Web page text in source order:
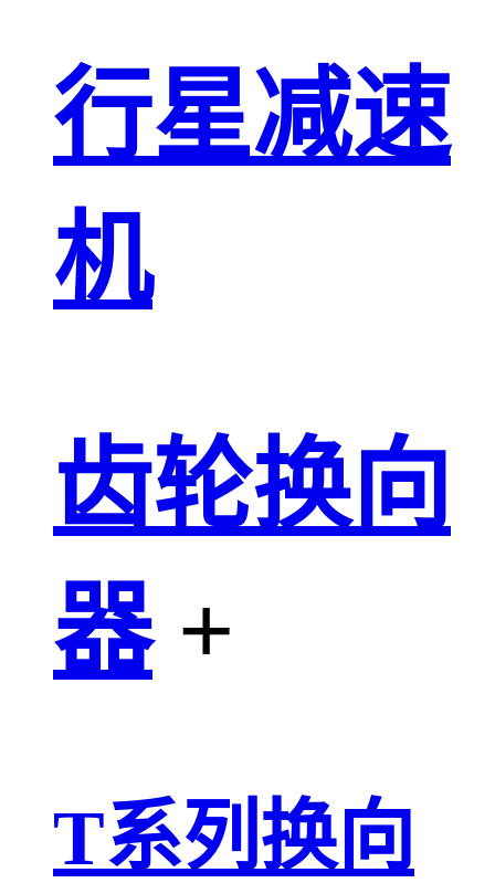
行星减速
机
齿轮换向
器 +
T系列换向